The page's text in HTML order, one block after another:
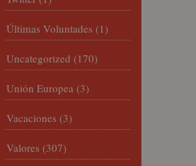
Últimas Voluntades (1)
Uncategorized (170)
Unión Europea (3)
Vacaciones (3)
Valores (307)